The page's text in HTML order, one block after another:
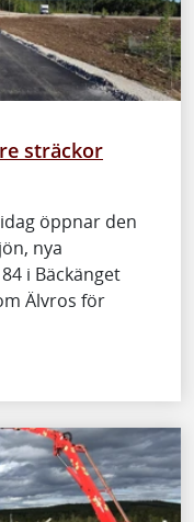
sträckor
öppnar den
nya
i Bäckänget
Älvros för